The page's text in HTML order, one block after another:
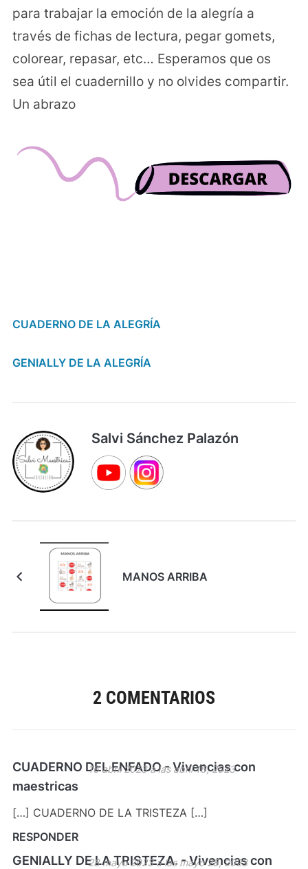
para trabajar la emoción de la alegría a
través de fichas de lectura, pegar gomets,
colorear, repasar, etc… Esperamos que os
sea útil el cuadernillo y no olvides compartir.
Un abrazo
CUADERNO DE LA ALEGRÍA
GENIALLY DE LA ALEGRÍA
Salvi Sánchez Palazón
MANOS ARRIBA
2 COMENTARIOS
CUADERNO DEL ENFADO - Vivencias con
maestricas
16 abril 2023 a las abril 16, 2023
[…] CUADERNO DE LA TRISTEZA […]
RESPONDER
GENIALLY DE LA TRISTEZA. - Vivencias con
28 mayo 2023 a las mayo 28, 2023